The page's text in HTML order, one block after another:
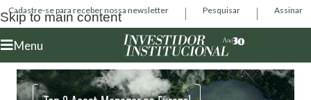
Skip to main content
Cadastre-se para receber nossa newsletter Pesquisar Assinar
Menu